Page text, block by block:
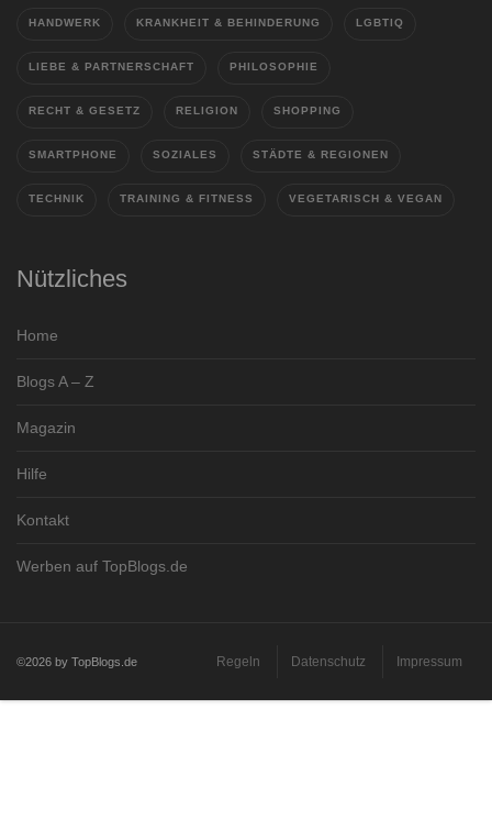
HANDWERK KRANKHEIT & BEHINDERUNG LGBTIQ
LIEBE & PARTNERSCHAFT PHILOSOPHIE
RECHT & GESETZ RELIGION SHOPPING
SMARTPHONE SOZIALES STÄDTE & REGIONEN
TECHNIK TRAINING & FITNESS VEGETARISCH & VEGAN
Nützliches
Home
Blogs A – Z
Magazin
Hilfe
Kontakt
Werben auf TopBlogs.de
©2026 by TopBlogs.de Regeln Datenschutz Impressum